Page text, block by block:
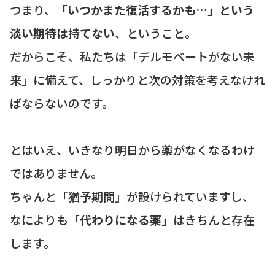
つまり、
「いつかまた復活するかも…」という
淡い期待は持てない、ということ。
だからこそ、私たちは「デルモベートがない未
来」に備えて、しっかりと次の対策を考えなけれ
ばならないのです。
とはいえ、いきなり明日から薬がなくなるわけ
ではありません。
ちゃんと「猶予期間」が設けられていますし、
なによりも 「代わりになる薬」 はきちんと存在
します。